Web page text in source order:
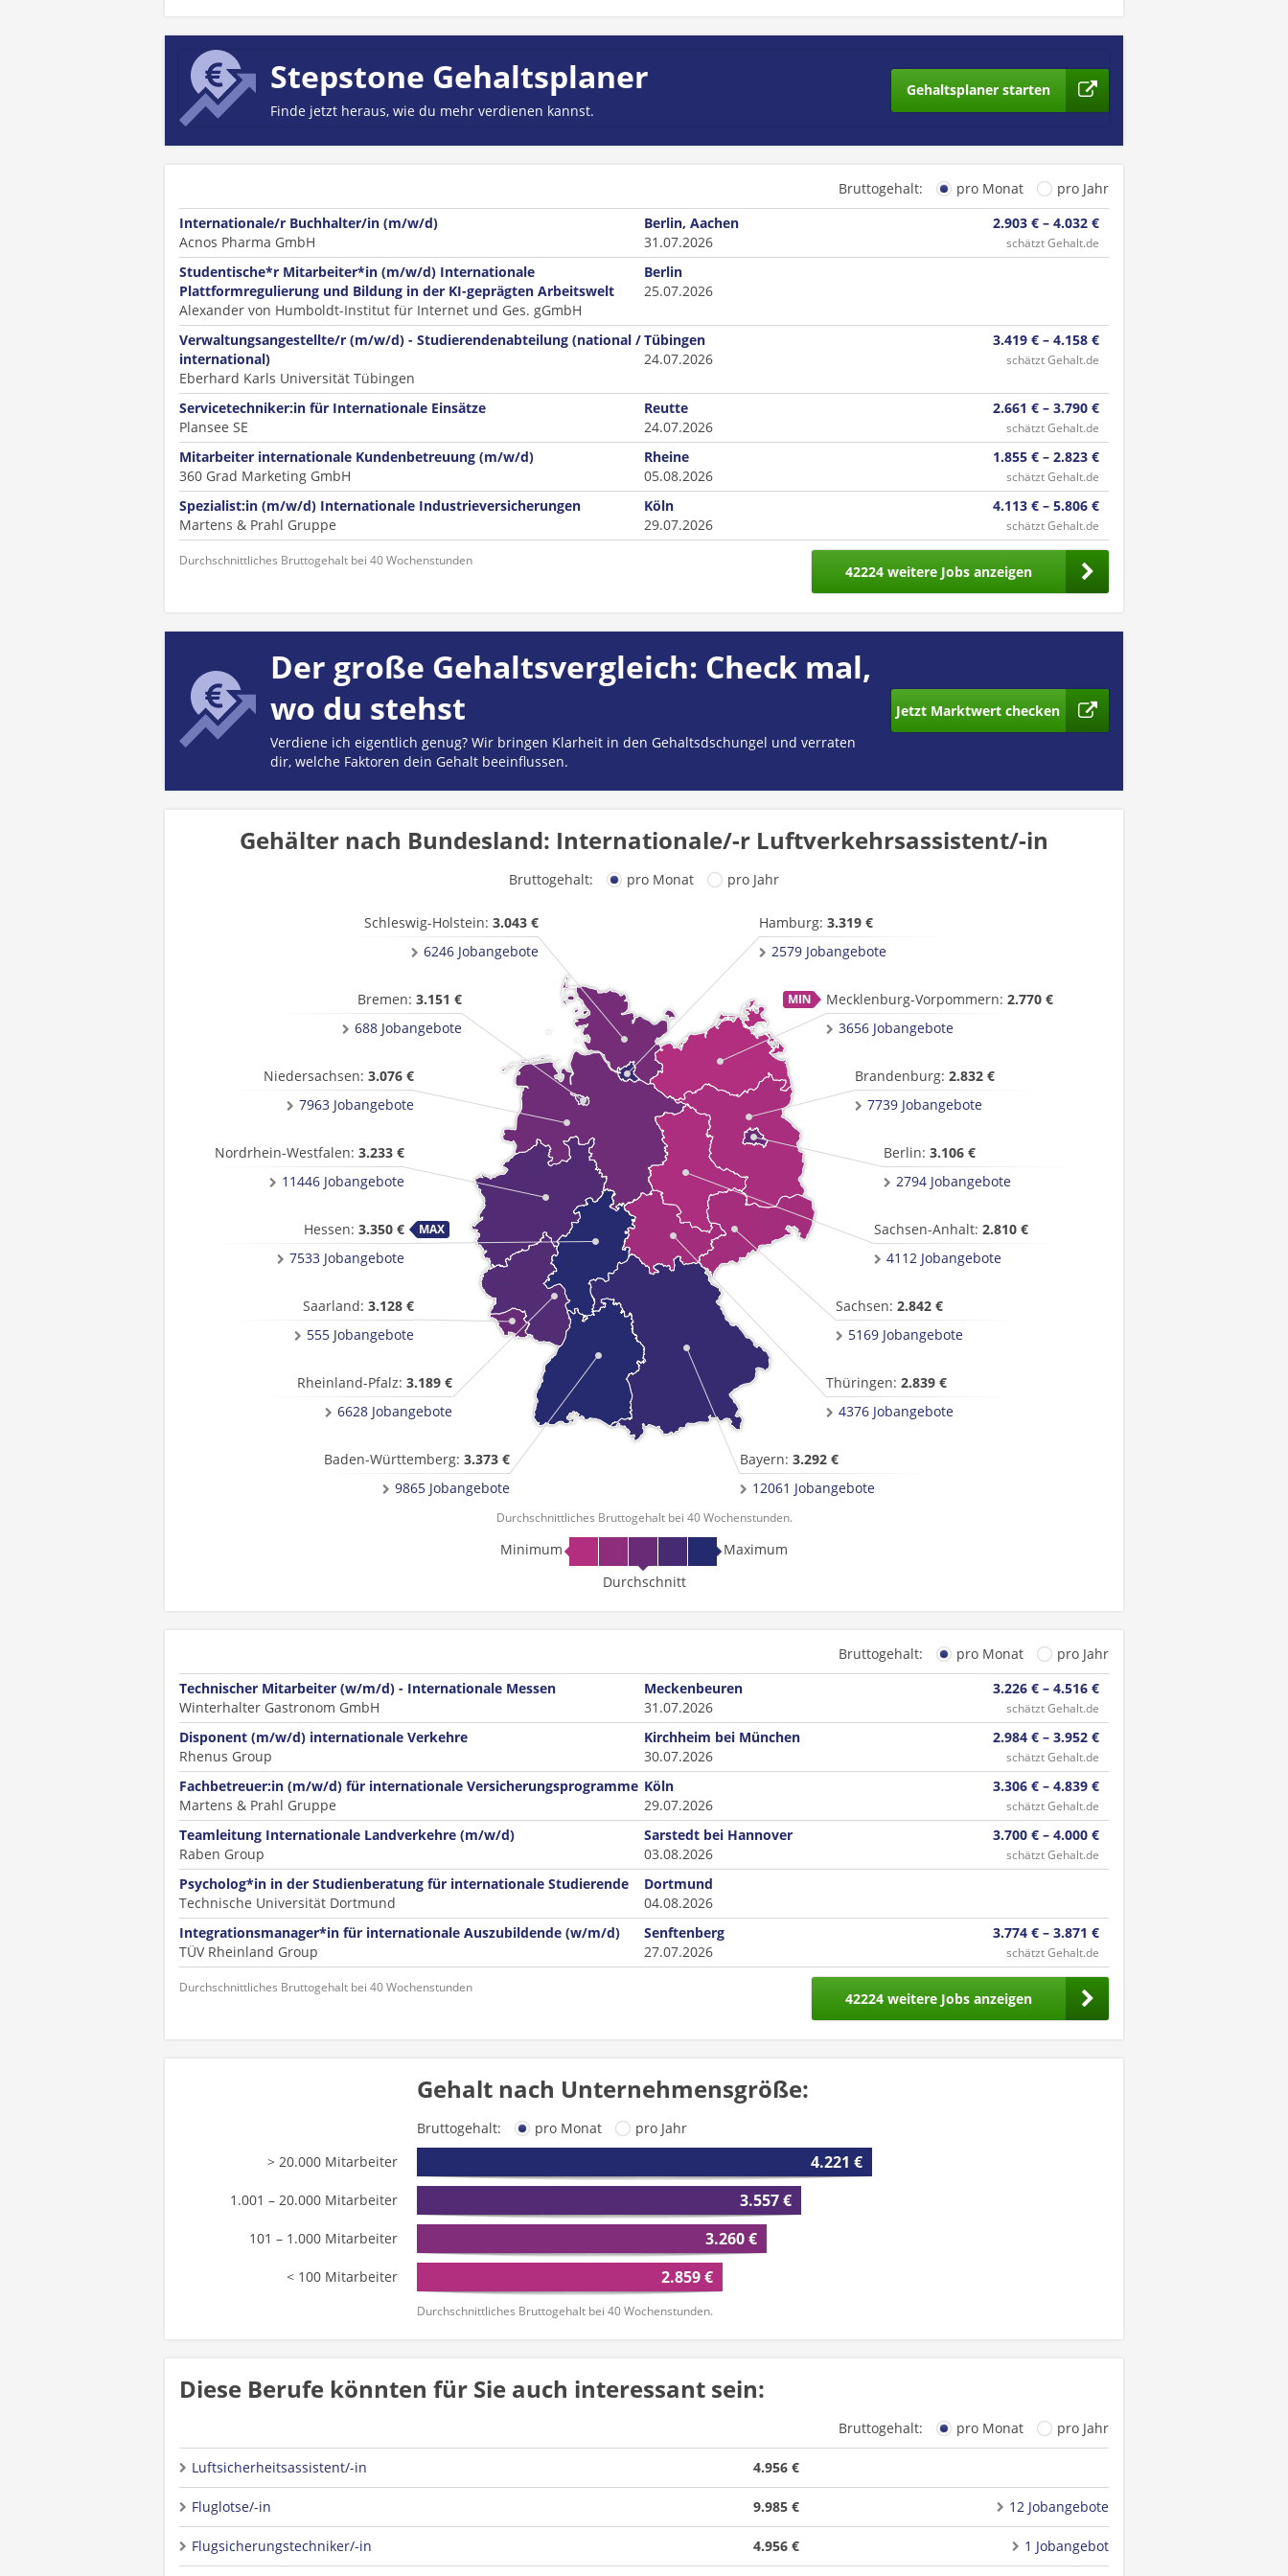
Stepstone Gehaltsplaner
Finde jetzt heraus, wie du mehr verdienen kannst.
Gehaltsplaner starten
Bruttogehalt: pro Monat
pro Jahr
Internationale/r Buchhalter/in (m/w/d)
Acnos Pharma GmbH
Berlin, Aachen
31.07.2026
2.903 € – 4.032 €
schätzt Gehalt.de
Studentische*r Mitarbeiter*in (m/w/d) Internationale
Plattformregulierung und Bildung in der KI-geprägten Arbeitswelt
Alexander von Humboldt-Institut für Internet und Ges. gGmbH
Berlin
25.07.2026
Verwaltungsangestellte/r (m/w/d) - Studierendenabteilung (national /
international)
Eberhard Karls Universität Tübingen
Tübingen
24.07.2026
3.419 € – 4.158 €
schätzt Gehalt.de
Servicetechniker:in für Internationale Einsätze
Plansee SE
Reutte
24.07.2026
2.661 € – 3.790 €
schätzt Gehalt.de
Mitarbeiter internationale Kundenbetreuung (m/w/d)
360 Grad Marketing GmbH
Rheine
05.08.2026
1.855 € – 2.823 €
schätzt Gehalt.de
Spezialist:in (m/w/d) Internationale Industrieversicherungen
Martens & Prahl Gruppe
Köln
29.07.2026
4.113 € – 5.806 €
schätzt Gehalt.de
Durchschnittliches Bruttogehalt bei 40 Wochenstunden
42224 weitere Jobs anzeigen
Der große Gehaltsvergleich: Check mal,
wo du stehst
Verdiene ich eigentlich genug? Wir bringen Klarheit in den Gehaltsdschungel und verraten
dir, welche Faktoren dein Gehalt beeinflussen.
Jetzt Marktwert checken
Gehälter nach Bundesland: Internationale/-r Luftverkehrsassistent/-in
Bruttogehalt: pro Monat pro Jahr
Baden-Württemberg: 3.373 €
9865 Jobangebote
Bayern: 3.292 €
12061 Jobangebote
Berlin: 3.106 €
2794 Jobangebote
Brandenburg: 2.832 €
7739 Jobangebote
Bremen: 3.151 €
688 Jobangebote
Hamburg: 3.319 €
2579 Jobangebote
Hessen: 3.350 €
7533 Jobangebote
Mecklenburg-Vorpommern: 2.770 €
3656 Jobangebote
Niedersachsen: 3.076 €
7963 Jobangebote
Nordrhein-Westfalen: 3.233 €
11446 Jobangebote
Rheinland-Pfalz: 3.189 €
6628 Jobangebote
Saarland: 3.128 €
555 Jobangebote
Sachsen: 2.842 €
5169 Jobangebote
Sachsen-Anhalt: 2.810 €
4112 Jobangebote
Schleswig-Holstein: 3.043 €
6246 Jobangebote
Thüringen: 2.839 €
4376 Jobangebote
Durchschnittliches Bruttogehalt bei 40 Wochenstunden.
Minimum
Maximum
Durchschnitt
Bruttogehalt: pro Monat
pro Jahr
Technischer Mitarbeiter (w/m/d) - Internationale Messen
Winterhalter Gastronom GmbH
Meckenbeuren
31.07.2026
3.226 € – 4.516 €
schätzt Gehalt.de
Disponent (m/w/d) internationale Verkehre
Rhenus Group
Kirchheim bei München
30.07.2026
2.984 € – 3.952 €
schätzt Gehalt.de
Fachbetreuer:in (m/w/d) für internationale Versicherungsprogramme
Martens & Prahl Gruppe
Köln
29.07.2026
3.306 € – 4.839 €
schätzt Gehalt.de
Teamleitung Internationale Landverkehre (m/w/d)
Raben Group
Sarstedt bei Hannover
03.08.2026
3.700 € – 4.000 €
schätzt Gehalt.de
Psycholog*in in der Studienberatung für internationale Studierende
Technische Universität Dortmund
Dortmund
04.08.2026
Integrationsmanager*in für internationale Auszubildende (w/m/d)
TÜV Rheinland Group
Senftenberg
27.07.2026
3.774 € – 3.871 €
schätzt Gehalt.de
Durchschnittliches Bruttogehalt bei 40 Wochenstunden
42224 weitere Jobs anzeigen
Gehalt nach Unternehmensgröße:
Bruttogehalt: pro Monat
pro Jahr
> 20.000 Mitarbeiter
4.221 €
1.001 – 20.000 Mitarbeiter 3.557 €
101 – 1.000 Mitarbeiter 3.260 €
< 100 Mitarbeiter 2.859 €
Durchschnittliches Bruttogehalt bei 40 Wochenstunden.
Diese Berufe könnten für Sie auch interessant sein:
Bruttogehalt: pro Monat pro Jahr
Luftsicherheitsassistent/-in 4.956 €
Fluglotse/-in 9.985 € 12 Jobangebote
Flugsicherungstechniker/-in 4.956 € 1 Jobangebot